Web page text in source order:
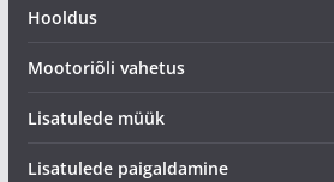
Hooldus
Mootoriõli vahetus
Lisatulede müük
Lisatulede paigaldamine